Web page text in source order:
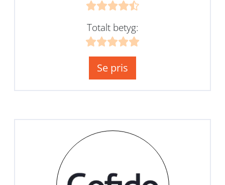
Totalt betyg:
Se pris